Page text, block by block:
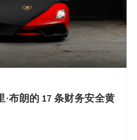
·布朗的 17 条财务安全黄